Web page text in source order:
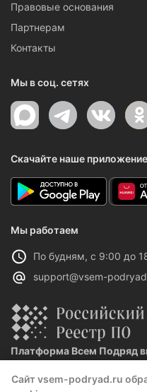
Сайт vsem-podryad.ru
Правовые основания
Партнерам
Контакты
Мы в соц. сетях
Скачайте наше приложение
Мы работаем
По будням, с 9:00 до
support@vsem-
Платформа Всем Подряд
Реестровая запись №32021 от